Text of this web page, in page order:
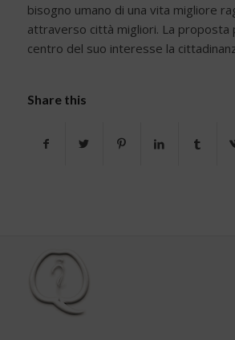
bisogno umano di una vita migliore
attraverso città migliori. La proposta
centro del suo interesse la
Share this